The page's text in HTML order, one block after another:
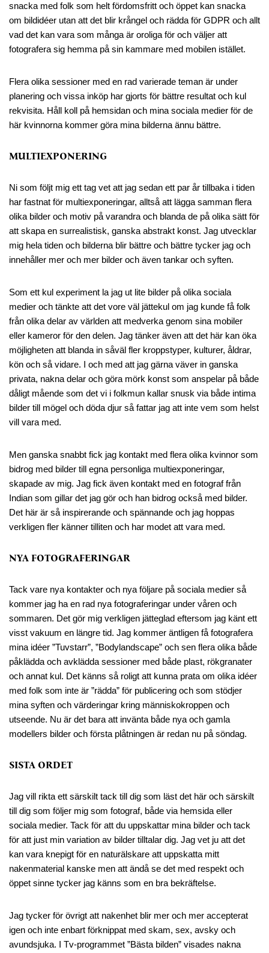
snacka med folk som helt fördomsfritt och öppet kan snacka
om bildidéer utan att det blir krångel och rädda för GDPR och allt
vad det kan vara som många är oroliga för och väljer att
fotografera sig hemma på sin kammare med mobilen istället.
Flera olika sessioner med en rad varierade teman är under
planering och vissa inköp har gjorts för bättre resultat och kul
rekvisita. Håll koll på hemsidan och mina sociala medier för de
här kvinnorna kommer göra mina bilderna ännu bättre.
MULTIEXPONERING
Ni som följt mig ett tag vet att jag sedan ett par år tillbaka i tiden
har fastnat för multiexponeringar, alltså att lägga samman flera
olika bilder och motiv på varandra och blanda de på olika sätt för
att skapa en surrealistisk, ganska abstrakt konst. Jag utvecklar
mig hela tiden och bilderna blir bättre och bättre tycker jag och
innehåller mer och mer bilder och även tankar och syften.
Som ett kul experiment la jag ut lite bilder på olika sociala
medier och tänkte att det vore väl jättekul om jag kunde få folk
från olika delar av världen att medverka genom sina mobiler
eller kameror för den delen. Jag tänker även att det här kan öka
möjligheten att blanda in såväl fler kroppstyper, kulturer, åldrar,
kön och så vidare. I och med att jag gärna väver in ganska
privata, nakna delar och göra mörk konst som anspelar på både
dåligt mående som det vi i folkmun kallar snusk via både intima
bilder till mögel och döda djur så fattar jag att inte vem som helst
vill vara med.
Men ganska snabbt fick jag kontakt med flera olika kvinnor som
bidrog med bilder till egna personliga multiexponeringar,
skapade av mig. Jag fick även kontakt med en fotograf från
Indian som gillar det jag gör och han bidrog också med bilder.
Det här är så inspirerande och spännande och jag hoppas
verkligen fler känner tilliten och har modet att vara med.
NYA FOTOGRAFERINGAR
Tack vare nya kontakter och nya följare på sociala medier så
kommer jag ha en rad nya fotograferingar under våren och
sommaren. Det gör mig verkligen jätteglad eftersom jag känt ett
visst vakuum en längre tid. Jag kommer äntligen få fotografera
mina idéer ”Tuvstarr”, ”Bodylandscape” och sen flera olika både
påklädda och avklädda sessioner med både plast, rökgranater
och annat kul. Det känns så roligt att kunna prata om olika idéer
med folk som inte är ”rädda” för publicering och som stödjer
mina syften och värderingar kring människokroppen och
utseende. Nu är det bara att invänta både nya och gamla
modellers bilder och första plåtningen är redan nu på söndag.
SISTA ORDET
Jag vill rikta ett särskilt tack till dig som läst det här och särskilt
till dig som följer mig som fotograf, både via hemsida eller
sociala medier. Tack för att du uppskattar mina bilder och tack
för att just min variation av bilder tilltalar dig. Jag vet ju att det
kan vara knepigt för en naturälskare att uppskatta mitt
nakenmaterial kanske men att ändå se det med respekt och
öppet sinne tycker jag känns som en bra bekräftelse.
Jag tycker för övrigt att nakenhet blir mer och mer accepterat
igen och inte enbart förknippat med skam, sex, avsky och
avundsjuka. I Tv-programmet ”Bästa bilden” visades nakna